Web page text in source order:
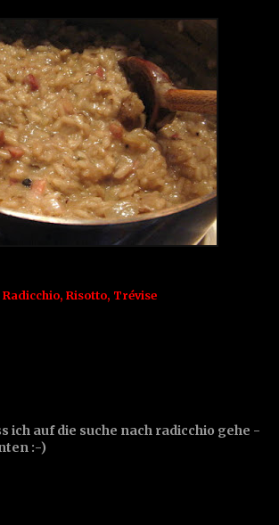
Radicchio, Risotto, Trévise
ich auf die suche nach radicchio gehe -
:-)